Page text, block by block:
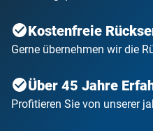
Kostenfreie
Gerne übernehmen wir die
Über 45 Jahre
Profitieren Sie von unserer